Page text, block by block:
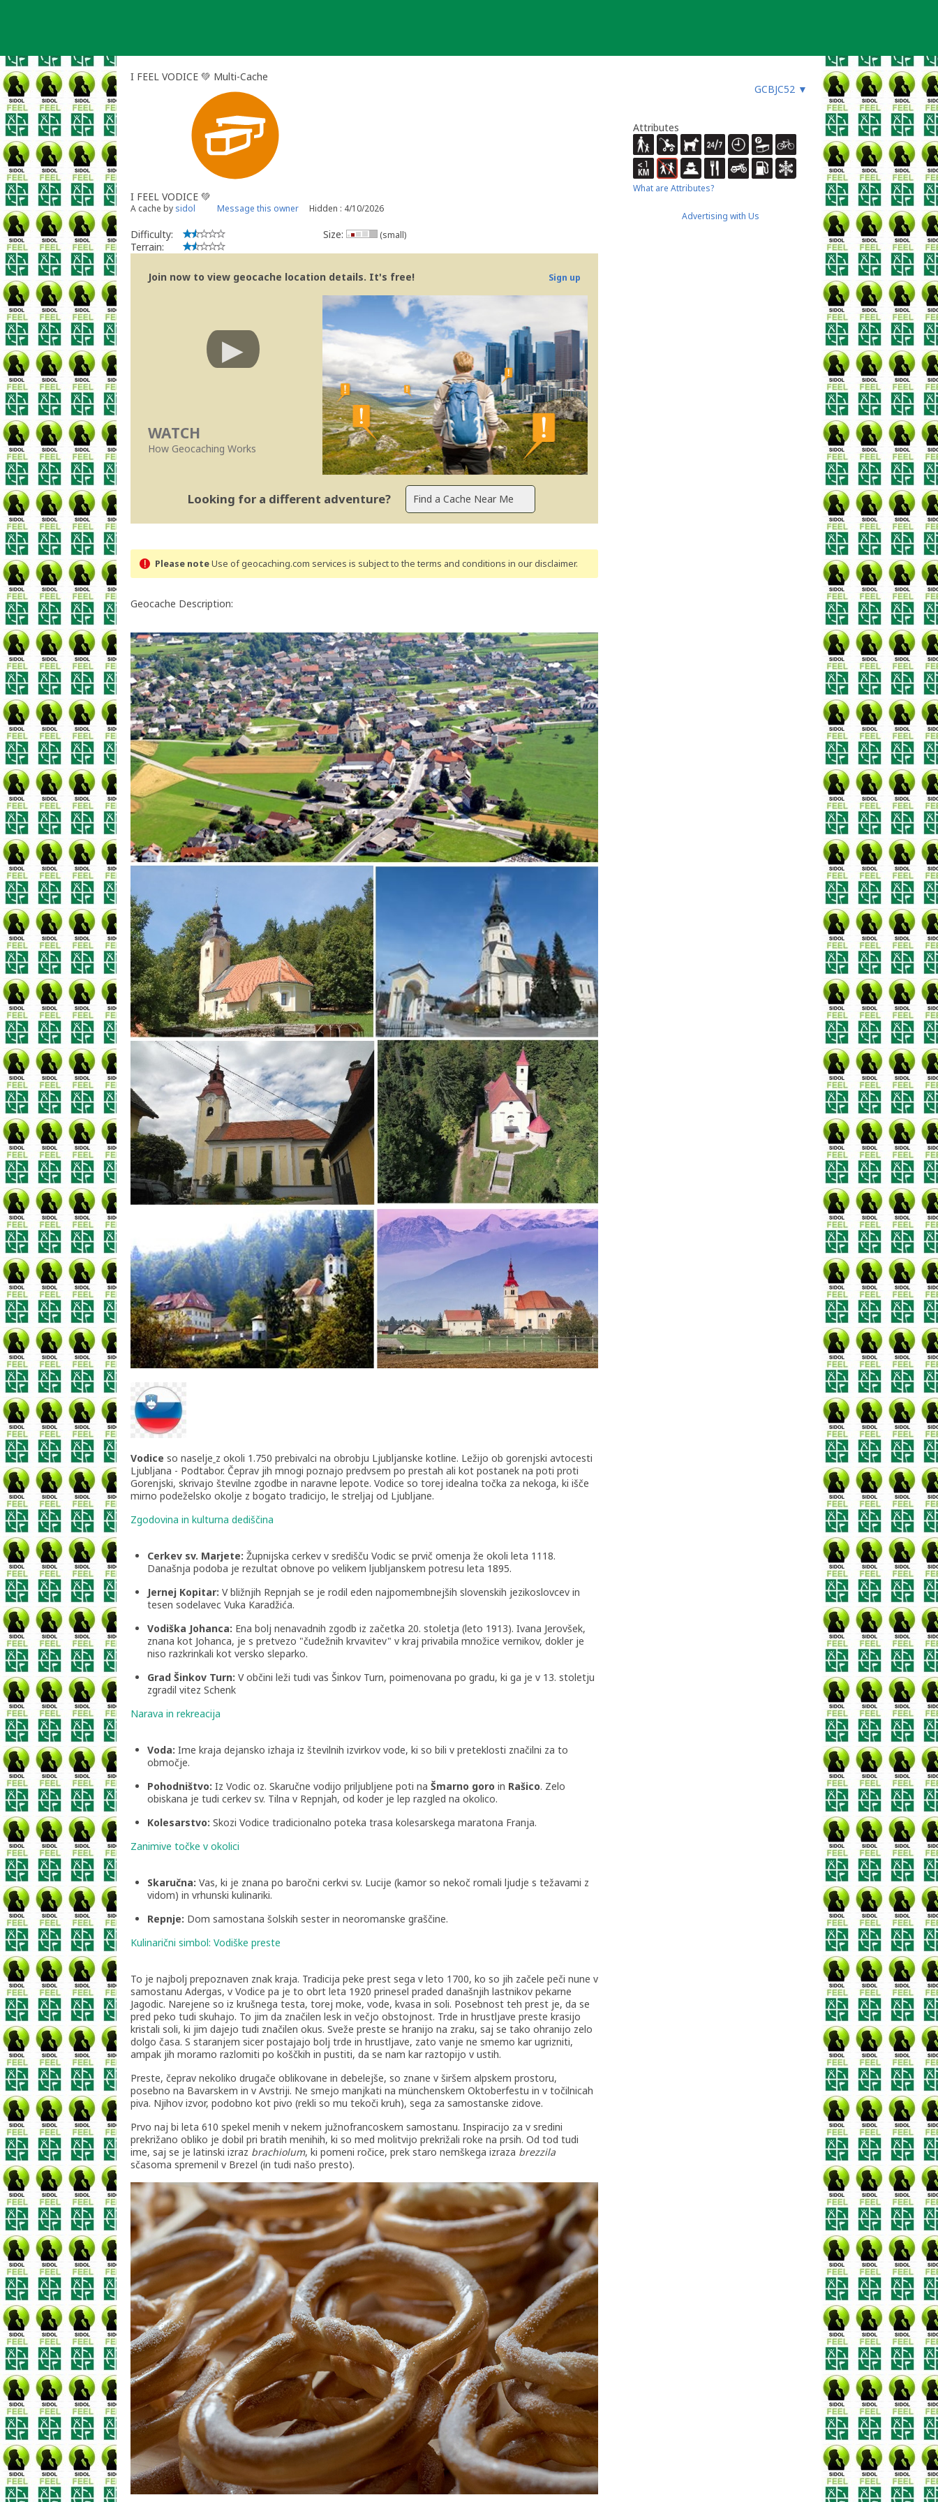
I FEEL VODICE 💚 Multi-Cache
GCBJC52 ▼
I FEEL VODICE 💚
A cache by sidol Message this owner Hidden : 4/10/2026
Difficulty:
Terrain:
Size: (small)
Join now to view geocache location details. It's free! Sign up
WATCH
How Geocaching Works
Looking for a different adventure?
Please noteUse of geocaching.com services is subject to the terms and conditions in our disclaimer.
Geocache Description:
Vodice so naselje z okoli 1.750 prebivalci na obrobju Ljubljanske kotline. Ležijo ob gorenjski avtocesti
Ljubljana - Podtabor. Čeprav jih mnogi poznajo predvsem po prestah ali kot postanek na poti proti
Gorenjski, skrivajo številne zgodbe in naravne lepote. Vodice so torej idealna točka za nekoga, ki išče
mirno podeželsko okolje z bogato tradicijo, le streljaj od Ljubljane.
Zgodovina in kulturna dediščina
Cerkev sv. Marjete: Župnijska cerkev v središču Vodic se prvič omenja že okoli leta 1118.
Današnja podoba je rezultat obnove po velikem ljubljanskem potresu leta 1895.
Jernej Kopitar: V bližnjih Repnjah se je rodil eden najpomembnejših slovenskih jezikoslovcev in
tesen sodelavec Vuka Karadžića.
Vodiška Johanca: Ena bolj nenavadnih zgodb iz začetka 20. stoletja (leto 1913). Ivana Jerovšek,
znana kot Johanca, je s pretvezo "čudežnih krvavitev" v kraj privabila množice vernikov, dokler je
niso razkrinkali kot versko sleparko.
Grad Šinkov Turn: V občini leži tudi vas Šinkov Turn, poimenovana po gradu, ki ga je v 13. stoletju
zgradil vitez Schenk
Narava in rekreacija
Voda: Ime kraja dejansko izhaja iz številnih izvirkov vode, ki so bili v preteklosti značilni za to
območje.
Pohodništvo: Iz Vodic oz. Skaručne vodijo priljubljene poti na Šmarno goro in Rašico. Zelo
obiskana je tudi cerkev sv. Tilna v Repnjah, od koder je lep razgled na okolico.
Kolesarstvo: Skozi Vodice tradicionalno poteka trasa kolesarskega maratona Franja.
Zanimive točke v okolici
Skaručna: Vas, ki je znana po baročni cerkvi sv. Lucije (kamor so nekoč romali ljudje s težavami z
vidom) in vrhunski kulinariki.
Repnje: Dom samostana šolskih sester in neoromanske graščine.
Kulinarični simbol: Vodiške preste
To je najbolj prepoznaven znak kraja. Tradicija peke prest sega v leto 1700, ko so jih začele peči nune v
samostanu Adergas, v Vodice pa je to obrt leta 1920 prinesel praded današnjih lastnikov pekarne
Jagodic. Narejene so iz krušnega testa, torej moke, vode, kvasa in soli. Posebnost teh prest je, da se
pred peko tudi skuhajo. To jim da značilen lesk in večjo obstojnost. Trde in hrustljave preste krasijo
kristali soli, ki jim dajejo tudi značilen okus. Sveže preste se hranijo na zraku, saj se tako ohranijo zelo
dolgo časa. S staranjem sicer postajajo bolj trde in hrustljave, zato vanje ne smemo kar ugrizniti,
ampak jih moramo razlomiti po koščkih in pustiti, da se nam kar raztopijo v ustih.
Preste, čeprav nekoliko drugače oblikovane in debelejše, so znane v širšem alpskem prostoru,
posebno na Bavarskem in v Avstriji. Ne smejo manjkati na münchenskem Oktoberfestu in v točilnicah
piva. Njihov izvor, podobno kot pivo (rekli so mu tekoči kruh), sega za samostanske zidove.
Prvo naj bi leta 610 spekel menih v nekem južnofrancoskem samostanu. Inspiracijo za v sredini
prekrižano obliko je dobil pri bratih menihih, ki so med molitvijo prekrižali roke na prsih. Od tod tudi
ime, saj se je latinski izraz brachiolum, ki pomeni ročice, prek staro nemškega izraza brezzila
sčasoma spremenil v Brezel (in tudi našo presto).
Attributes
What are Attributes?
Advertising with Us